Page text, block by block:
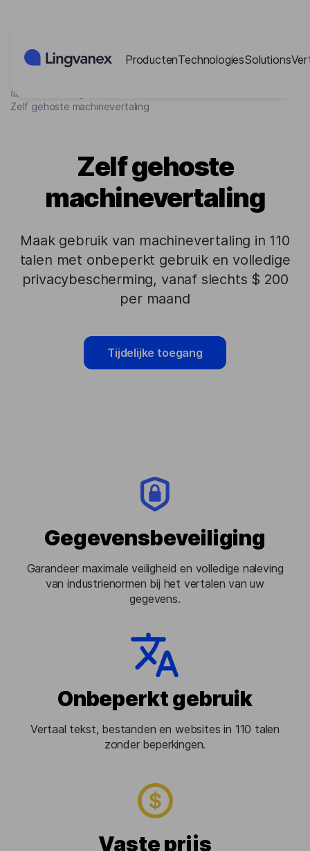
ProductenTechnologiesSolutions
Zelf gehoste machinevertaling
Zelf gehoste
machinevertaling
Maak gebruik van machinevertaling in 110
talen met onbeperkt gebruik en volledige
privacybescherming, vanaf slechts $ 200
per maand
Tijdelijke toegang
Gegevensbeveiliging
Garandeer maximale veiligheid en volledige naleving
van industrienormen bij het vertalen van uw
gegevens.
Onbeperkt gebruik
Vertaal tekst, bestanden en websites in 110 talen
zonder beperkingen.
Vaste prijs